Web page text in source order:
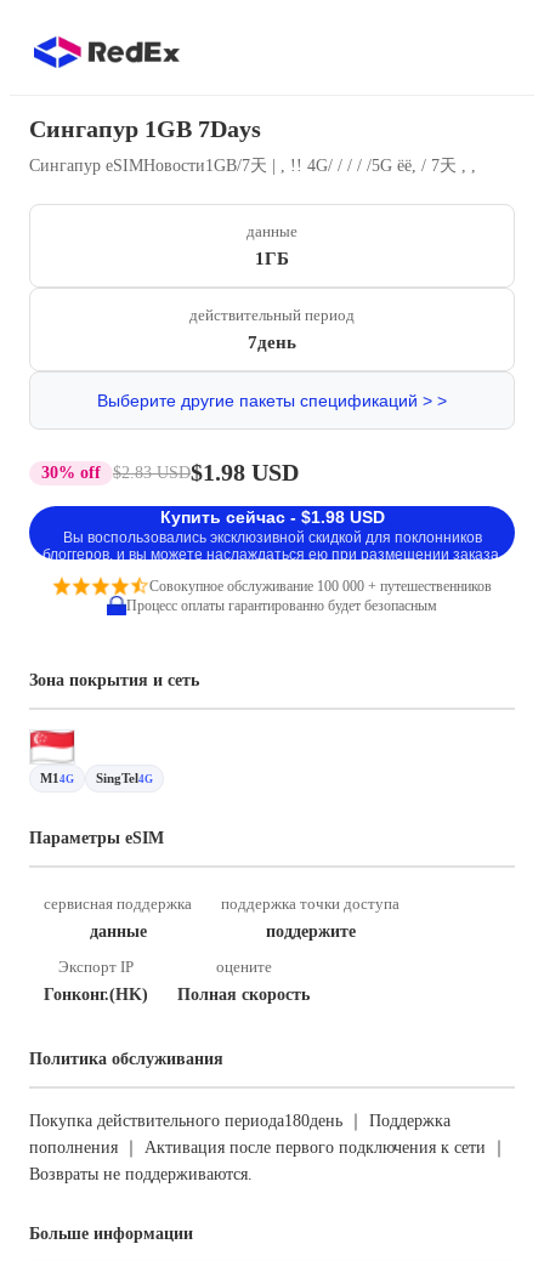
Сингапур 1GB 7Days
Сингапур eSIMНовости1GB/7天 | , !! 4G/ / / / /5G ëë, / 7天 , ,
данные
1ГБ
действительный период
7день
Выберите другие пакеты спецификаций > >
30% off $2.83 USD$1.98 USD
Купить сейчас - $1.98 USD
Вы воспользовались эксклюзивной скидкой для поклонников
блоггеров, и вы можете наслаждаться ею при размещении заказа.
Совокупное обслуживание 100 000 + путешественников
Процесс оплаты гарантированно будет безопасным
Зона покрытия и сеть
M1 4G SingTel4G
Параметры eSIM
сервисная поддержка
данные
поддержка точки доступа
поддержите
Экспорт IP
Гонконг.(HK)
оцените
Полная скорость
Политика обслуживания
Покупка действительного периода180день ｜ Поддержка
пополнения ｜ Активация после первого подключения к сети ｜
Возвраты не поддерживаются.
Больше информации